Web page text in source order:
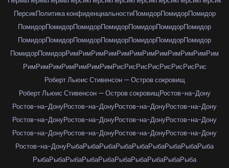
ПерсикПолитика конфиденциальностиПомидорПомидорПомидор
ПомидорПомидорПомидорПомидорПомидорПомидорПомидор
ПомидорПомидорПомидорПомидорПомидорПомидорПомидор
ПомидорПомидорРимРимРимРимРимРимРимРимРимРимРимРим
РимРимРимРимРимРимРимРисРисРисРисРисРисРисРис
Роберт Льюис Стивенсон — Остров сокровищ
Роберт Льюис Стивенсон — Остров сокровищРостов-на-Дону
Ростов-на-ДонуРостов-на-ДонуРостов-на-ДонуРостов-на-Дону
Ростов-на-ДонуРостов-на-ДонуРостов-на-ДонуРостов-на-Дону
Ростов-на-ДонуРостов-на-ДонуРостов-на-ДонуРостов-на-Дону
Ростов-на-ДонуРыбаРыбаРыбаРыбаРыбаРыбаРыбаРыбаРыба
РыбаРыбаРыбаРыбаРыбаРыбаРыбаРыбаРыбаРыба